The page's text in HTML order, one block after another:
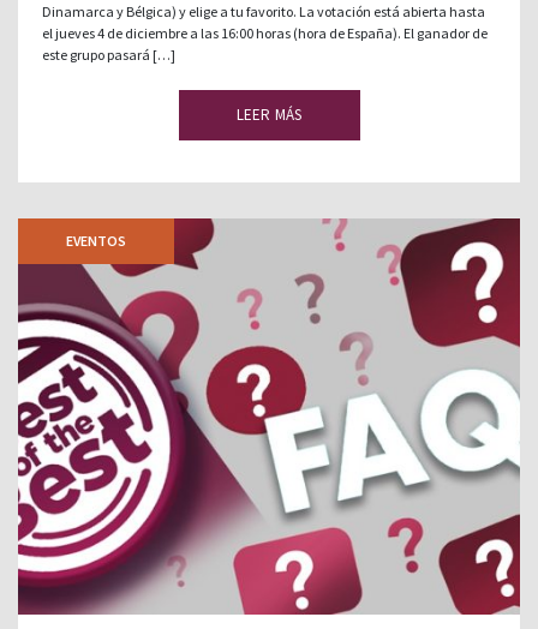
Dinamarca y Bélgica) y elige a tu favorito. La votación está abierta hasta
el jueves 4 de diciembre a las 16:00 horas (hora de España). El ganador de
este grupo pasará […]
LEER MÁS
EVENTOS